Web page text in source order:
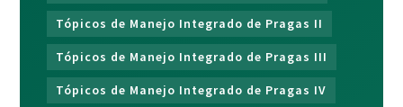
Tópicos de Manejo Integrado de Pragas II
Tópicos de Manejo Integrado de Pragas III
Tópicos de Manejo Integrado de Pragas IV